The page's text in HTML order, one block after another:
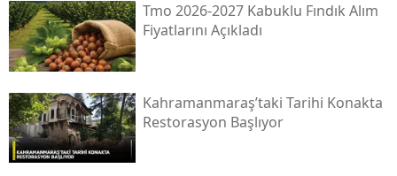
Tmo 2026-2027 Kabuklu Fındık Alım
Fiyatlarını Açıkladı
Kahramanmaraş’taki Tarihi Konakta
Restorasyon Başlıyor